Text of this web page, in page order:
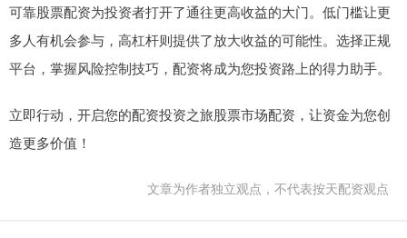
可靠股票配资为投资者打开了通往更高收益的大门。低门槛让更
多人有机会参与，高杠杆则提供了放大收益的可能性。选择正规
平台，掌握风险控制技巧，配资将成为您投资路上的得力助手。
立即行动，开启您的配资投资之旅股票市场配资，让资金为您创
造更多价值！
文章为作者独立观点，不代表按天配资观点